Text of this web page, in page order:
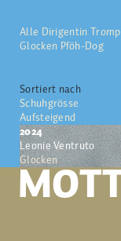
Alle Dirigentin
Glocken Pföh-Dog
Sortiert nach
Schuhgrösse
Aufsteigend
2024
Leonie Ventruto
Glocken